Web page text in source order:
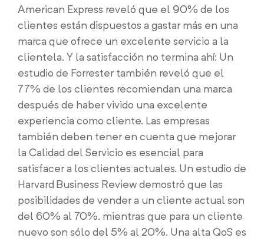
American Express reveló que el 90% de los
clientes están dispuestos a gastar más en una
marca que ofrece un excelente servicio a la
clientela. Y la satisfacción no termina ahí: Un
estudio de Forrester también reveló que el
77% de los clientes recomiendan una marca
después de haber vivido una excelente
experiencia como cliente. Las empresas
también deben tener en cuenta que mejorar
la Calidad del Servicio es esencial para
satisfacer a los clientes actuales. Un estudio de
Harvard Business Review demostró que las
posibilidades de vender a un cliente actual son
del 60% al 70%, mientras que para un cliente
nuevo son sólo del 5% al ​​20%. Una alta QoS es